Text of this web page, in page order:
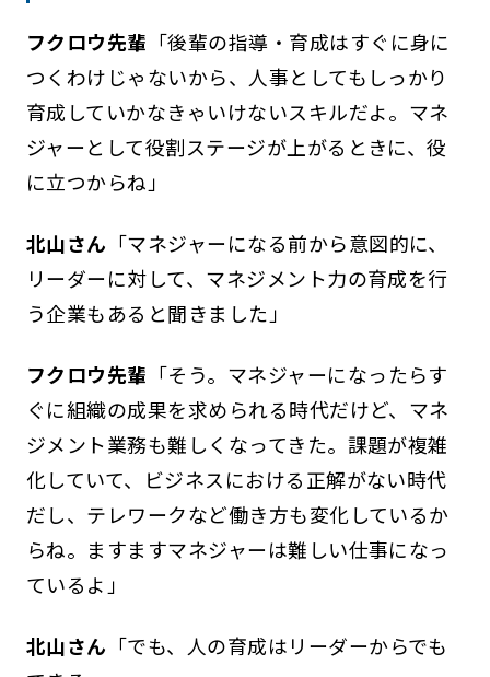
フクロウ先輩 「後輩の指導・育成はすぐに身に
つくわけじゃないから、人事としてもしっかり
育成していかなきゃいけないスキルだよ。マネ
ジャーとして役割ステージが上がるときに、役
に立つからね」
北山さん 「マネジャーになる前から意図的に、
リーダーに対して、マネジメント力の育成を行
う企業もあると聞きました」
フクロウ先輩 「そう。マネジャーになったらす
ぐに組織の成果を求められる時代だけど、マネ
ジメント業務も難しくなってきた。課題が複雑
化していて、ビジネスにおける正解がない時代
だし、テレワークなど働き方も変化しているか
らね。ますますマネジャーは難しい仕事になっ
ているよ」
北山さん 「でも、人の育成はリーダーからでも